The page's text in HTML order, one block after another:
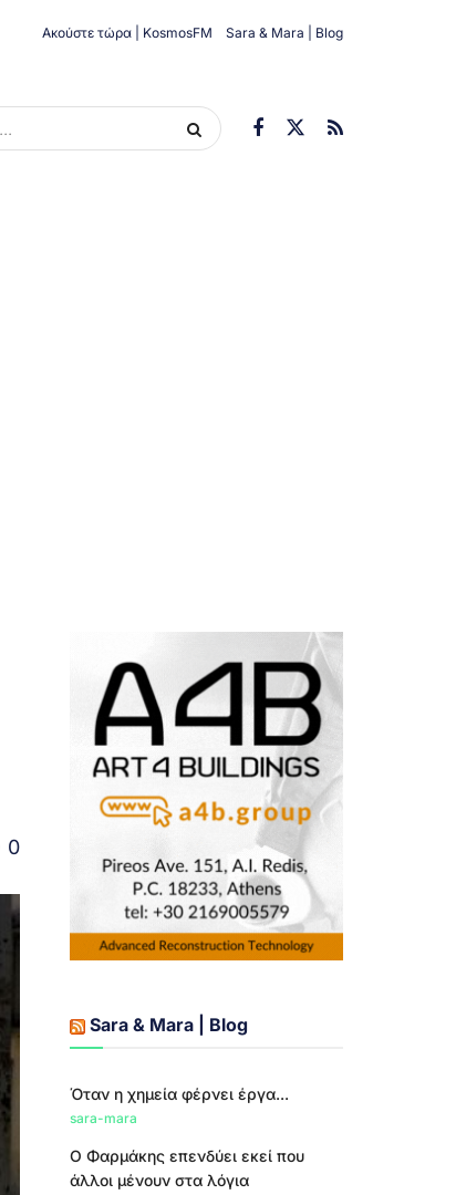
Ακούστε τώρα | KosmosFM Sara & Mara | Blog
0
Sara & Mara | Blog
Όταν η χημεία φέρνει έργα...
sara-mara
Ο Φαρμάκης επενδύει εκεί που
άλλοι μένουν στα λόγια